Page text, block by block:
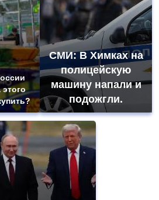
СМИ: В Химках на
полицейскую
машину напали и
подожгли.